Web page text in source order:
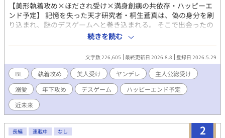
【美形執着攻め×ほだされ受け×満身創痍の共依存・ハッピーエ
ンド予定】 記憶を失った天才研究者・桐生蒼真は、偽の身分を刷
り込まれ、謎のデスゲームへと巻き込まれる。 そこで出会ったの
は、美しい容貌を持つ冷酷な男・神崎蓮。 誰にも心を許さない彼
は、なぜか蒼真にだけ異常な執着を見せ、執拗なほど守ろうとす
る。 だがゲーム終了後、蒼真は思い出す。 人類を裏側から支配す
る存在。 二つの楽園の深淵と真実。 そして神崎と蒼真の二人
に、“失われた過去”が存在していたことを。 近未来ダークBL ×
執着攻め × 共依存 × 美人受け 【ネタばれ注意・18禁シーンにつ
いて】 ストーリーの都合上メインカップルはなかなかエロに たど
り着かないので泣く泣く15禁にしましたが まだまだ先の話ですが
最終最後から番外編数本は 18禁として公開する予定ですので その
続きを読む
文字数 226,605 最終更新日 2026.8.8 登録日 2026.5.29
BL 執着攻め 美人受け ヤンデレ
主人公総受け
溺愛
年下攻め デスゲーム
ハッピーエンド予定
近未来
2
長編 連載中 なし